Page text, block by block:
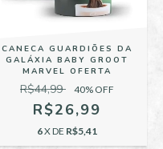
CANECA GUARDIÕES DA
GALÁXIA BABY GROOT
MARVEL OFERTA
R$44,99 40% OFF
R$26,99
6X DE R$5,41